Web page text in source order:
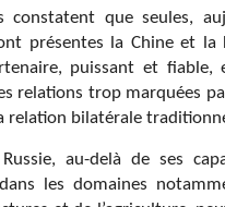
constatent que seules,
présentes la Chine et la
puissant et fiable,
relations trop marquées
relation bilatérale
au-delà de ses
les domaines